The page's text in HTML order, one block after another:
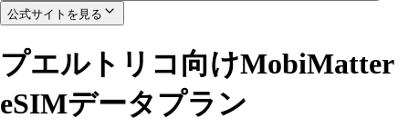
公式サイトを見る
プエルトリコ向けMobiMatter
eSIMデータプラン